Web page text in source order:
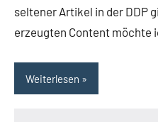
seltener Artikel in der DDP
erzeugten Content
Weiterlesen